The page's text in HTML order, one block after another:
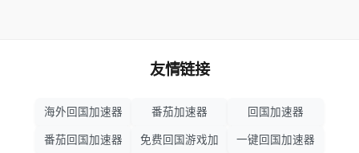
友情链接
海外回国加速器 番茄加速器 回国加速器
番茄回国加速器 免费回国游戏加 一键回国加速器